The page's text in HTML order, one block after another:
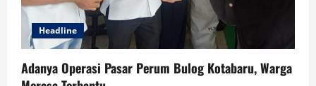
Headline
Adanya Operasi Pasar Perum Bulog Kotabaru, Warga